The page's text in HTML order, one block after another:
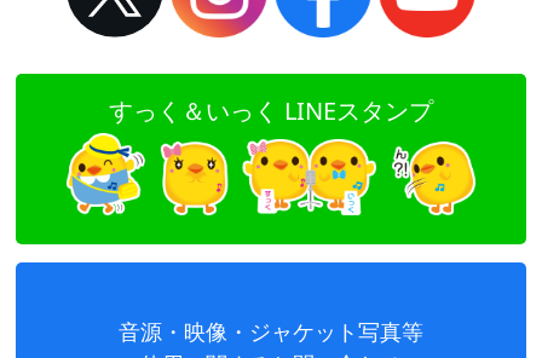
すっく＆いっく LINEスタンプ
音源・映像・ジャケット写真等